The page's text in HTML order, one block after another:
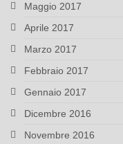
Maggio 2017
Aprile 2017
Marzo 2017
Febbraio 2017
Gennaio 2017
Dicembre 2016
Novembre 2016